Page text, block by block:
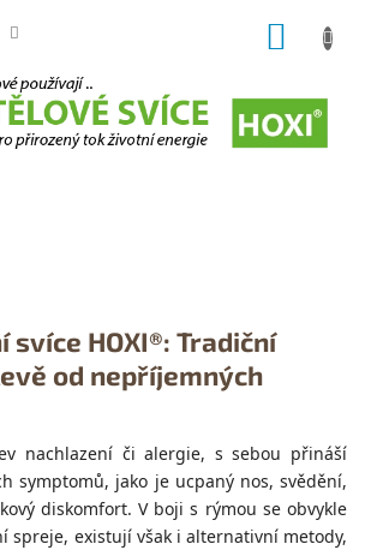
svíce HOXI®: Tradiční
od nepříjemných
nachlazení či alergie, s sebou přináší
symptomů, jako je ucpaný nos, svědění,
diskomfort. V boji s rýmou se obvykle
spreje, existují však i alternativní metody,